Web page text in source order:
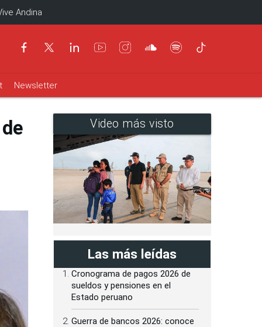
Andina
Newsletter
Video más visto
Las más leídas
Cronograma de pagos 2026 de
sueldos y pensiones en el
Estado peruano
Guerra de bancos 2026: conoce